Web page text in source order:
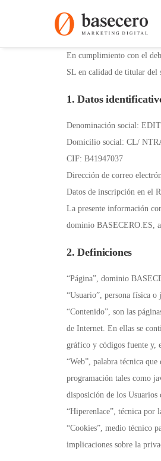
En cumplimiento con el
SL en calidad de titular del
1. Datos
Denominación social:
Domicilio social: CL/
CIF: B41947037
Dirección de correo
Datos de inscripción en el
La presente información
dominio BASECERO.ES,
2. Definiciones
“Página”, dominio
“Usuario”, persona física
“Contenido”, son las
de Internet. En ellas se
gráfico y códigos fuente y,
“Web”, palabra técnica
programación tales como
disposición de los Usuarios
“Hiperenlace”, técnica por
“Cookies”, medio técnico
implicaciones sobre la